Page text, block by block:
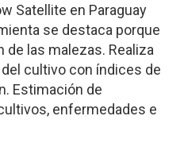
Satellite en Paraguay
se destaca porque
las malezas. Realiza
cultivo con índices de
Estimación de
enfermedades e